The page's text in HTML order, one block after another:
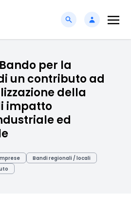
per la
un contributo ad
della
impatto
ed
Bandi regionali / locali